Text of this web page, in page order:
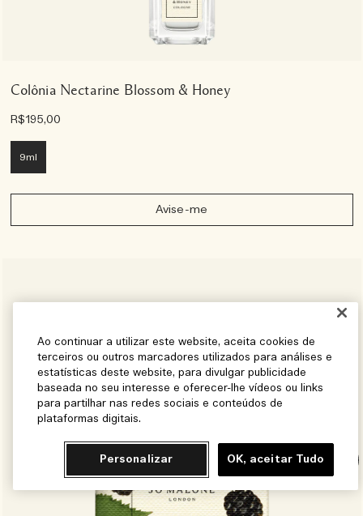
Colônia Nectarine Blossom & Honey
R$195,00
9ml
Avise-me
Chat
Ao continuar a utilizar este website, aceita cookies de
terceiros ou outros marcadores utilizados para análises e
estatísticas deste website, para divulgar publicidade
baseada no seu interesse e oferecer-lhe vídeos ou links
para partilhar nas redes sociais e conteúdos de
plataformas digitais.
Personalizar OK, aceitar Tudo